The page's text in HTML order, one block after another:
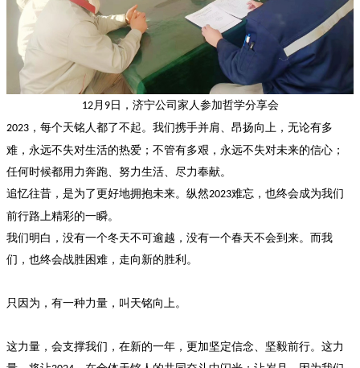
12月9日，济宁公司家人参加哲学分享会
2023 ，每个天铭人都了不起。我们携手并肩、昂扬向上，无论有多
难，永远不失对生活的热爱；不管有多艰，永远不失对未来的信心；
任何时候都用力奔跑、努力生活、尽力奉献。
追忆往昔，是为了更好地拥抱未来。纵然2023难忘，也终会成为我们
前行路上精彩的一瞬。
我们明白，没有一个冬天不可逾越，没有一个春天不会到来。而我
们，也终会战胜困难，走向新的胜利。
只因为，有一种力量，叫天铭向上。
这力量，会支撑我们，在新的一年，更加坚定信念、坚毅前行。这力